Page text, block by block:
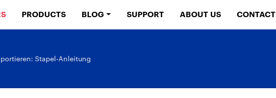
PRODUCTS BLOG SUPPORT ABOUT US CONTACT
Stapel-Anleitung